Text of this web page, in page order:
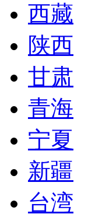
西藏
陕西
甘肃
青海
宁夏
新疆
台湾